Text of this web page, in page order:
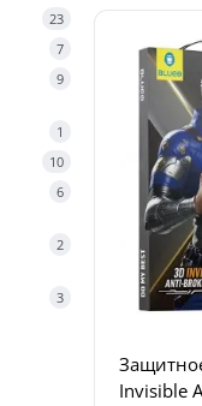
23
7
9
1
10
6
2
3
Invisible